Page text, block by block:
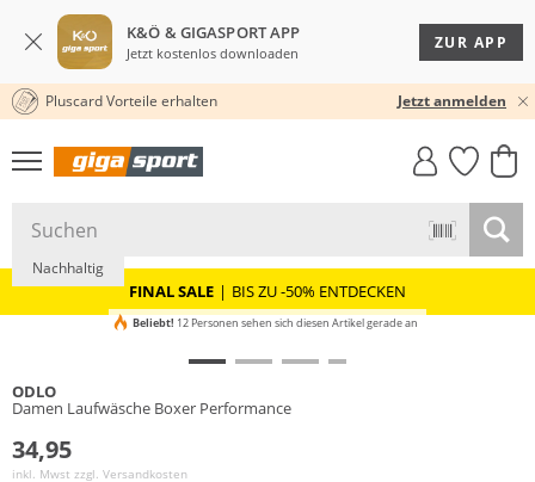
K&Ö & GIGASPORT APP
Jetzt kostenlos downloaden
ZUR APP
30 TAGE RÜCKGABERECHT
Pluscard Vorteile erhalten Jetzt anmelden
GIGASTYLE
FAHRRAD­
MUST-HAVE
FINAL SALE | BIS ZU -50% ENTDECKEN
Nachhaltig
Beliebt! 12 Personen sehen sich diesen Artikel gerade an
ODLO
Damen Laufwäsche Boxer Performance
34,95
inkl. Mwst zzgl. Versandkosten